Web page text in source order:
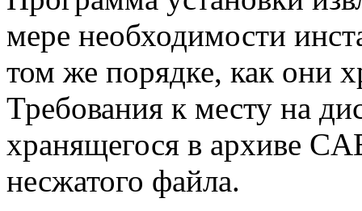
мере необходимости
том же порядке, как они
Требования к месту на
хранящегося в архиве
несжатого файла.